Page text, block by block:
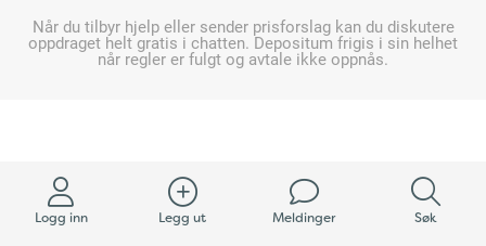
Logg inn Legg ut Meldinger Søk
Når du tilbyr hjelp eller sender prisforslag kan du diskutere
oppdraget helt gratis i chatten. Depositum frigis i sin helhet
når regler er fulgt og avtale ikke oppnås.